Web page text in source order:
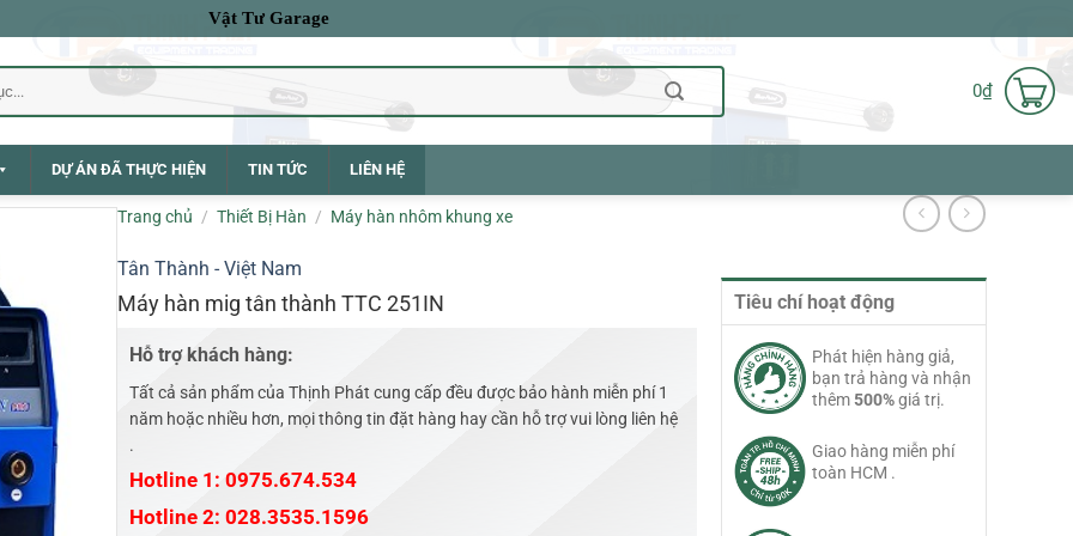
Vật Tư Garage
0₫
DỰ ÁN ĐÃ THỰC HIỆN TIN TỨC LIÊN HỆ
Tiêu chí hoạt động
Phát hiện hàng giả,
bạn trả hàng và nhận
thêm500%giá trị.
Giao hàng miễn phí
toàn HCM .
Trang chủ / Thiết Bị Hàn / Máy hàn nhôm khung xe
Tân Thành - Việt Nam
Máy hàn mig tân thành TTC 251IN
Hỗ trợ khách hàng:
Tất cả sản phẩm của Thịnh Phát cung cấp đều được bảo hành miễn phí 1
năm hoặc nhiều hơn, mọi thông tin đặt hàng hay cần hỗ trợ vui lòng liên hệ
.
Hotline 1: 0975.674.534
Hotline 2: 028.3535.1596